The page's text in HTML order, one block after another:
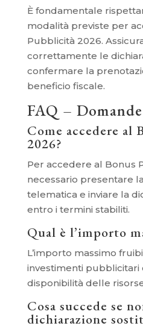
È fondamentale
modalità previste per
Pubblicità 2026.
correttamente le
confermare la
beneficio fiscale.
FAQ –
Come accedere al
2026?
Per accedere al Bonus
necessario presentare
telematica e inviare la
entro i termini stabiliti.
Qual è l’importo
L’importo massimo
investimenti pubblicitari
disponibilità delle
Cosa succede se
dichiarazione